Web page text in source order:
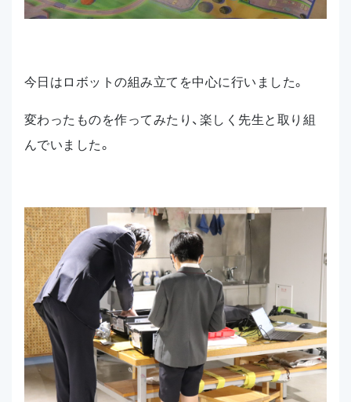
今日はロボットの組み立てを中心に行いました。
変わったものを作ってみたり、楽しく先生と取り組
んでいました。